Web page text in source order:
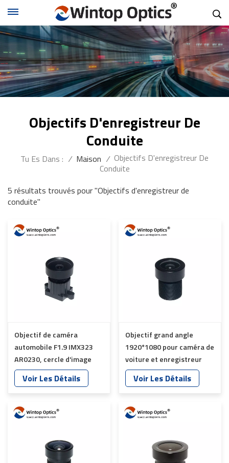
Objectifs D'enregistreur De
Conduite
Tu Es Dans : / Maison / Objectifs D'enregistreur De
Conduite
5 résultats trouvés pour "Objectifs d'enregistreur de
conduite"
Objectif de caméra
automobile F1.9 IMX323
AR0230, cercle d'image
φ7.0, YT-1727P-W1
Voir Les Détails
Objectif grand angle
1920*1080 pour caméra de
voiture et enregistreur
vidéo YT-1709-N1
Voir Les Détails